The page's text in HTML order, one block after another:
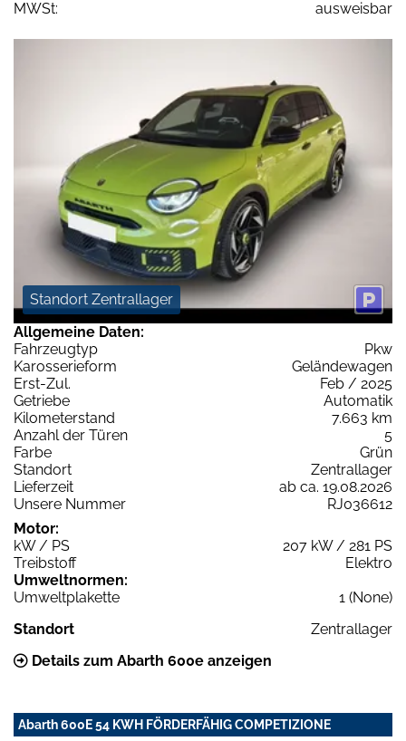
MWSt:
ausweisbar
Standort Zentrallager
Allgemeine Daten:
Fahrzeugtyp
Pkw
Karosserieform
Geländewagen
Erst-Zul.
Feb / 2025
Getriebe
Automatik
Kilometerstand
7.663 km
Anzahl der Türen
5
Farbe
Grün
Standort
Zentrallager
Lieferzeit
ab ca. 19.08.2026
Unsere Nummer
RJ036612
Motor:
kW / PS
207 kW / 281 PS
Treibstoff
Elektro
Umweltnormen:
Umweltplakette
1 (None)
Standort
Zentrallager
Details zum Abarth 600e anzeigen
Abarth 600E 54 KWH FÖRDERFÄHIG COMPETIZIONE